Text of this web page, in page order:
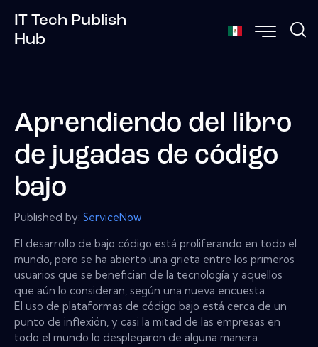
IT Tech Publish
Hub
Aprendiendo del libro
de jugadas de código
bajo
Published by: ServiceNow
El desarrollo de bajo código está proliferando en todo el
mundo, pero se ha abierto una grieta entre los primeros
usuarios que se benefician de la tecnología y aquellos
que aún lo consideran, según una nueva encuesta.
El uso de plataformas de código bajo está cerca de un
punto de inflexión, y casi la mitad de las empresas en
todo el mundo lo desplegaron de alguna manera.